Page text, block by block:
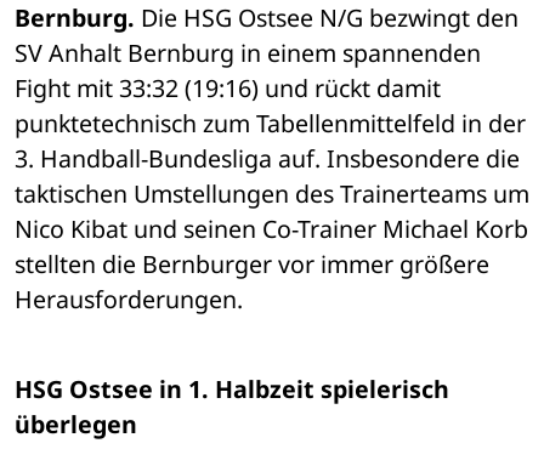
Bernburg. Die HSG Ostsee N/G bezwingt den
SV Anhalt Bernburg in einem spannenden
Fight mit 33:32 (19:16) und rückt damit
punktetechnisch zum Tabellenmittelfeld in der
3. Handball-Bundesliga auf. Insbesondere die
taktischen Umstellungen des Trainerteams um
Nico Kibat und seinen Co-Trainer Michael Korb
stellten die Bernburger vor immer größere
Herausforderungen.
HSG Ostsee in 1. Halbzeit spielerisch
überlegen